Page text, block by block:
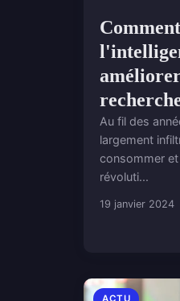
Au fil des
largement
consommer
révoluti...
19 janvier 2024
ACTU